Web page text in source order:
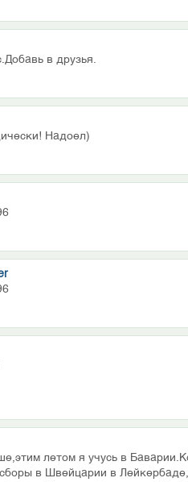
в друзья.
Надоел)
летом я учусь в
в Швейцарии в